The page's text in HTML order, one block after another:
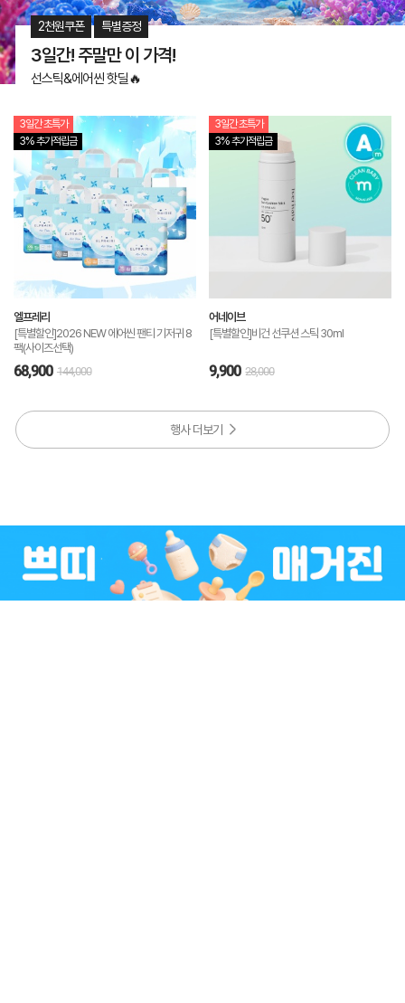
2천원쿠폰 특별증정
3일간! 주말만 이 가격!
선스틱&에어씬 핫딜🔥
3% 추가적립금
3일간 초특가
엘프레리
[특별할인]2026 NEW 에어씬 팬티 기저귀 8
팩(사이즈선택)
68,900 144,000
3% 추가적립금
3일간 초특가
어네이브
[특별할인]비건 선쿠션 스틱 30ml
9,900 28,000
행사 더보기